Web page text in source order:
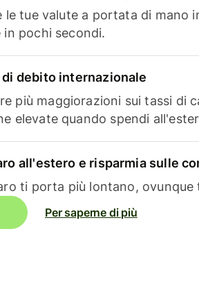
le tue valute a portata di mano
pochi secondi.
di debito internazionale
più maggiorazioni sui tassi di
elevate quando spendi
all'estero e risparmia sulle
ti porta più lontano, ovunque
Per saperne di più